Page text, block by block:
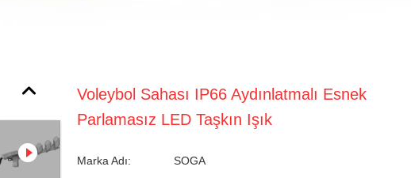
Voleybol Sahası IP66 Aydınlatmalı Esnek
Parlamasız LED Taşkın Işık
Marka Adı: SOGA